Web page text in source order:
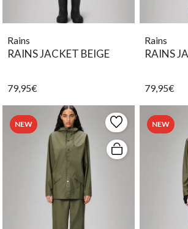
Rains
RAINS JACKET BEIGE
79,95€
Rains
RAINS
79,95€
NEW NEW